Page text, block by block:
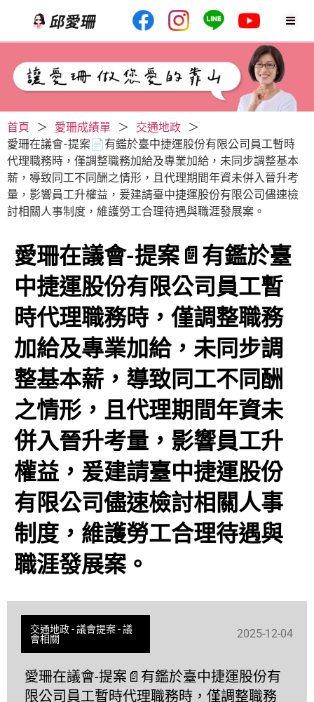
首頁 ＞ 愛珊成績單 ＞ 交通地政 ＞
愛珊在議會-提案📄有鑑於臺中捷運股份有限公司員工暫時
代理職務時，僅調整職務加給及專業加給，未同步調整基本
薪，導致同工不同酬之情形，且代理期間年資未併入晉升考
量，影響員工升權益，爰建請臺中捷運股份有限公司儘速檢
討相關人事制度，維護勞工合理待遇與職涯發展案。
愛珊在議會-提案📄有鑑於臺
中捷運股份有限公司員工暫
時代理職務時，僅調整職務
加給及專業加給，未同步調
整基本薪，導致同工不同酬
之情形，且代理期間年資未
併入晉升考量，影響員工升
權益，爰建請臺中捷運股份
有限公司儘速檢討相關人事
制度，維護勞工合理待遇與
職涯發展案。
交通地政-議會提案-議
會相關
2025-12-04
愛珊在議會-提案📄有鑑於臺中捷運股份有
限公司員工暫時代理職務時，僅調整職務